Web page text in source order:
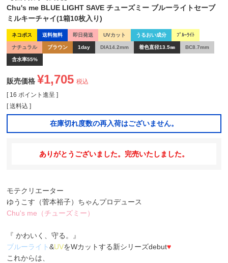
Chu's me BLUE LIGHT SAVE チューズミー ブルーライトセーブ
ミルキーチャイ(1箱10枚入り)
ネコポス 送料無料 即日発送 UVカット うるおい成分 ﾌﾞﾙｰﾗｲﾄ
ナチュラル ブラウン 1day DIA14.2mm 着色直径13.5㎜ BC8.7mm
含水率55%
販売価格 ¥1,705 税込
[ 16 ポイント進呈 ]
送料込
在庫切れ度数の再入荷はございません。
ありがとうございました。完売いたしました。
モテクリエーター
ゆうこす（菅本裕子）ちゃんプロデュース
Chu's me（チューズミー）
『 かわいく、守る。』
ブルーライト&UVをWカットする新シリーズdebut♥
これからは、